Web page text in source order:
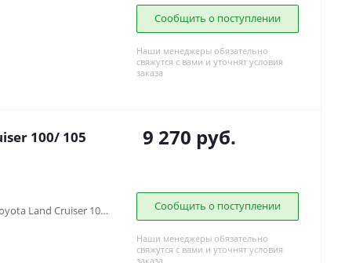
Сообщить о поступлении
Наши менеджеры обязательно
свяжутся с вами и уточнят условия
заказа
100/ 105
Toyota Land Cruiser 100 (1997-2007), Toyota Land Cruiser 105 (1998-2006)
9 270 руб.
Сообщить о поступлении
Наши менеджеры обязательно
свяжутся с вами и уточнят условия
заказа